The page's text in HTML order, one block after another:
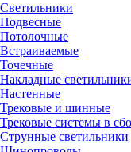
Светильники
Подвесные
Потолочные
Встраиваемые
Точечные
Накладные
Настенные
Трековые и шинные
Трековые системы в
Струнные светильники